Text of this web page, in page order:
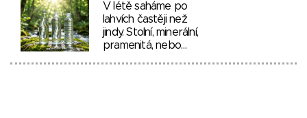
V létě saháme po
lahvích častěji než
jindy. Stolní, minerální,
pramenitá, nebo…